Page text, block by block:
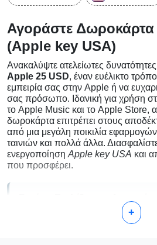
Αγοράστε
(Apple key USA)
Ανακαλύψτε ατελείωτες
Apple 25 USD, έναν ευέλικτο
εμπειρία σας στην Apple ή να
σας πρόσωπο. Ιδανική για χρήση
το Apple Music και το Apple Store,
δωροκάρτα επιτρέπει στους
από μια μεγάλη ποικιλία
ταινιών και πολλά άλλα.
ενεργοποίηση Apple key USA και
που προσφέρει.
+